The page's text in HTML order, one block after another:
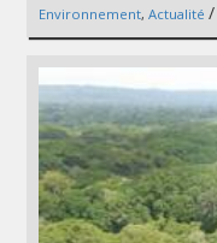
Environnement, Actualité /